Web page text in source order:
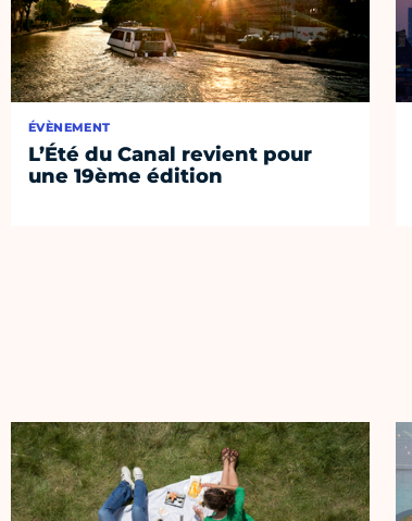
ÉVÈNEMENT
L’Été du Canal revient pour
une 19ème édition